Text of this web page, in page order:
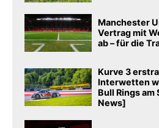
Manchester
Vertrag mit
ab – für die
Kurve 3
Interwetten
Bull Rings
News]